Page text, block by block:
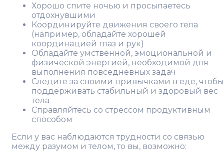
Хорошо спите ночью и просыпаетесь
отдохнувшими
Координируйте движения своего тела
(например, обладайте хорошей
координацией глаз и рук)
Обладайте умственной, эмоциональной и
физической энергией, необходимой для
выполнения повседневных задач
Следите за своими привычками в еде, чтобы
поддерживать стабильный и здоровый вес
тела
Справляйтесь со стрессом продуктивным
способом
Если у вас наблюдаются трудности со связью
между разумом и телом, то вы, возможно: